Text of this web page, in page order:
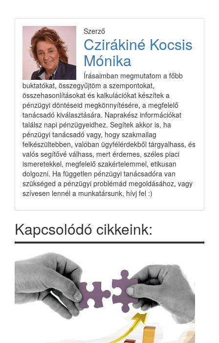
Szerző
Czirákiné Kocsis
Mónika
Írásaimban megmutatom a főbb
buktatókat, összegyűjtöm a szempontokat,
összehasonlításokat és kalkulációkat készítek a
pénzügyi döntéseid megkönnyítésére, a megfelelő
tanácsadó kiválasztására. Naprakész információkat
találsz napi pénzügyeidhez. Segítek akkor is, ha
pénzügyi tanácsadó vagy, hogy szakmailag
felkészültebben, valóban ügyfélérdekből tárgyalhass, és
valós segítővé válhass, mert érdemes, széles piaci
ismeretekkel, megfelelő szakértelemmel, etikusan
dolgozni. Ha független pénzügyi tanácsadóra van
szükséged a pénzügyi problémád megoldásához, vagy
szívesen lennél a munkatársunk, hívj fel :)
Kapcsolódó cikkeink: